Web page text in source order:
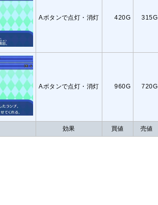
効果 買値 売値
Aボタンで点灯・消灯 420G 315G
Aボタンで点灯・消灯 960G 720G